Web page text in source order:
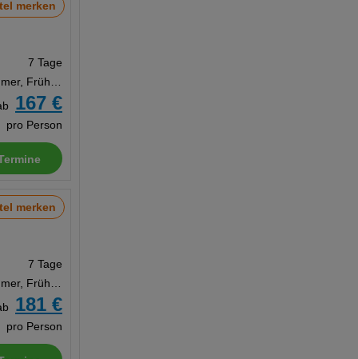
merken
7 Tage
Doppelzimmer, Frühstück
167 €
pro Person
merken
7 Tage
Doppelzimmer, Frühstück
181 €
pro Person